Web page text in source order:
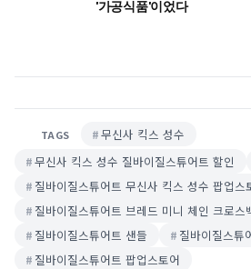
'가공식품'이었다
TAGS
무신사 킥스 성수
무신사 킥스 성수 질바이질스튜어트 할인
질바이질스튜어트 무신사 킥스 성수 팝업스
질바이질스튜어트 브레드 미니 체인 크로스
질바이질스튜어트 샌들
질바이질스튜
질바이질스튜어트 팝업스토어